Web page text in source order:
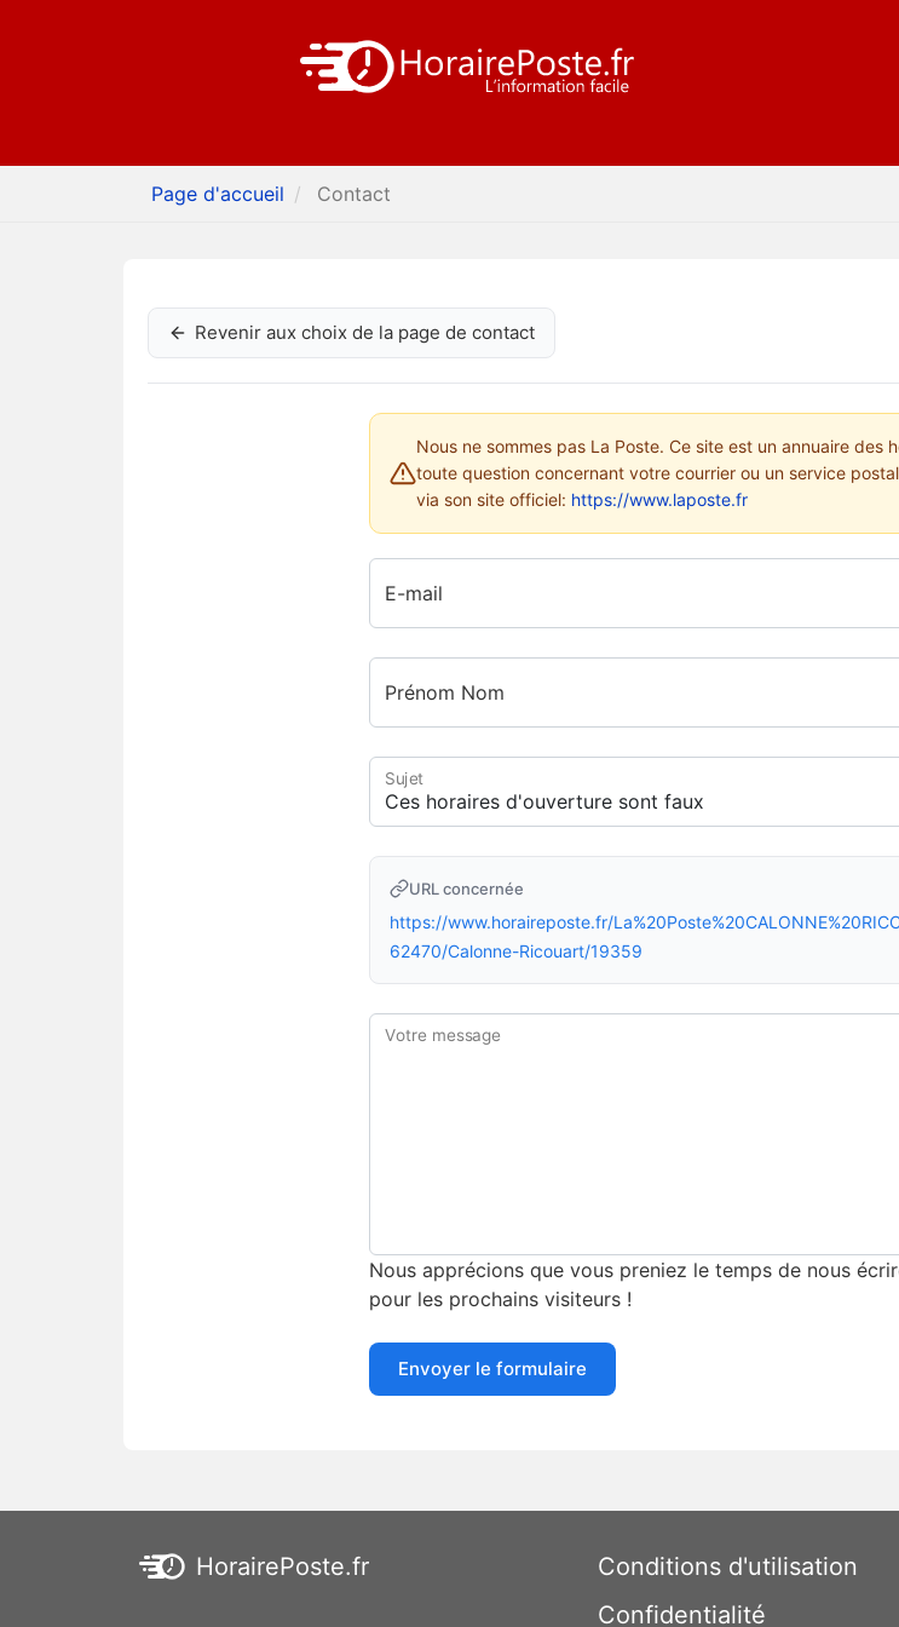
Page d'accueil Contact
Revenir aux choix de la page de contact
Nous ne sommes pas La Poste. Ce site est un annuaire des
toute question concernant votre courrier ou un service
via son site officiel: https://www.laposte.fr
E-mail
Prénom Nom
Sujet
URL concernée
https://www.horaireposte.fr/
62470/Calonne-Ricouart/19359
Votre message
Nous apprécions que vous preniez le temps de nous
pour les prochains visiteurs !
Envoyer le formulaire
HorairePoste.fr
Conditions d'utilisation
Confidentialité